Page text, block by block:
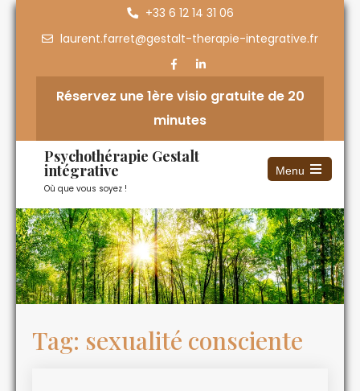
+33 6 12 14 31 06
laurent.farret@gestalt-therapie-integrative.fr
Réservez une 1ère visio gratuite de 20
minutes
Psychothérapie Gestalt
intégrative
Où que vous soyez !
Menu
Tag: sexualité consciente